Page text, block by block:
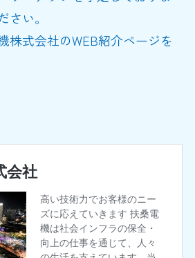
い。
株式会社のWEB紹介ページを